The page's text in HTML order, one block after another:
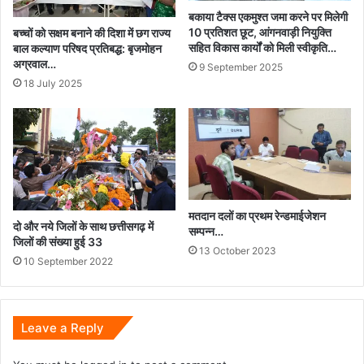
बच्चों को सक्षम बनाने की दिशा में छग राज्य
बाल कल्याण परिषद प्रतिबद्ध: बृजमोहन
अग्रवाल…
18 July 2025
बकाया टैक्स एकमुश्त जमा करने पर मिलेगी
10 प्रतिशत छूट, आंगनवाड़ी नियुक्ति
सहित विकास कार्यों को मिली स्वीकृति…
9 September 2025
दो और नये जिलों के साथ छत्तीसगढ़ में
जिलों की संख्या हुई 33
10 September 2022
मतदान दलों का प्रथम रेन्डमाईजेशन
सम्पन्न…
13 October 2023
Leave a Reply